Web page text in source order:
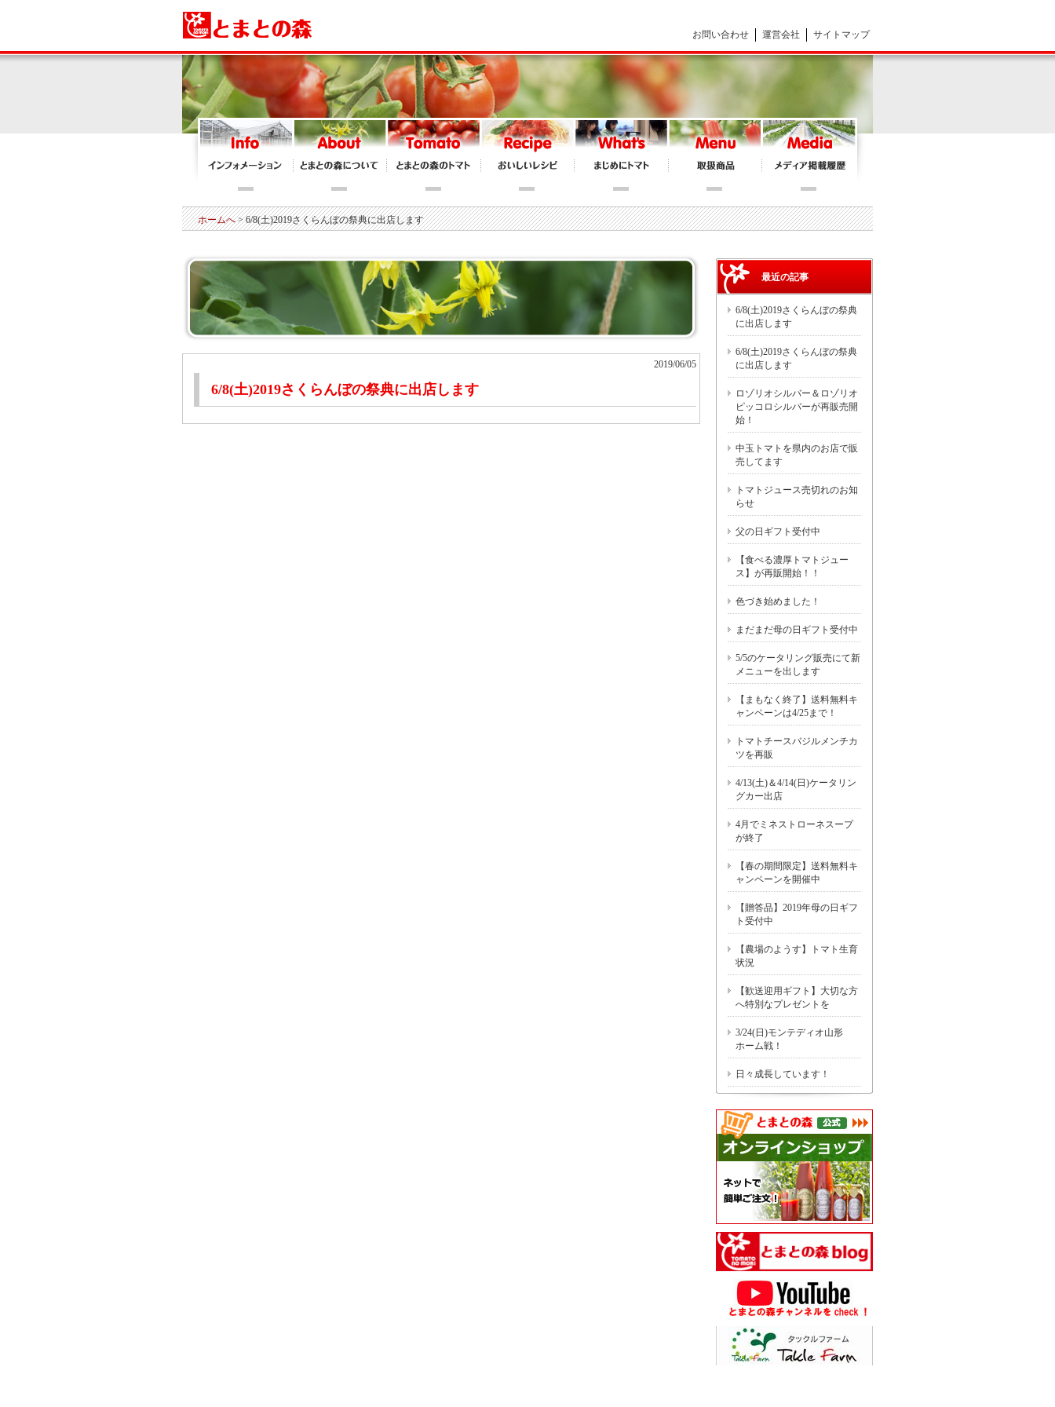
お問い合わせ 運営会社 サイトマップ
ホームへ> 6/8(土)2019さくらんぼの祭典に出店します
2019/06/05
6/8(土)2019さくらんぼの祭典に出店します
最近の記事
6/8(土)2019さくらんぼの祭典
に出店します
6/8(土)2019さくらんぼの祭典
に出店します
ロゾリオシルバー＆ロゾリオ
ピッコロシルバーが再販売開
始！
中玉トマトを県内のお店で販
売してます
トマトジュース売切れのお知
らせ
父の日ギフト受付中
【食べる濃厚トマトジュー
ス】が再販開始！！
色づき始めました！
まだまだ母の日ギフト受付中
5/5のケータリング販売にて新
メニューを出します
【まもなく終了】送料無料キ
ャンペーンは4/25まで！
トマトチースバジルメンチカ
ツを再販
4/13(土)＆4/14(日)ケータリン
グカー出店
4月でミネストローネスープ
が終了
【春の期間限定】送料無料キ
ャンペーンを開催中
【贈答品】2019年母の日ギフ
ト受付中
【農場のようす】トマト生育
状況
【歓送迎用ギフト】大切な方
へ特別なプレゼントを
3/24(日)モンテディオ山形
ホーム戦！
日々成長しています！